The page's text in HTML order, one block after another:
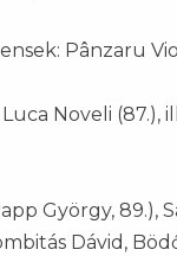
Pânzaru
Noveli (87.),
György, 89.),
Dávid,